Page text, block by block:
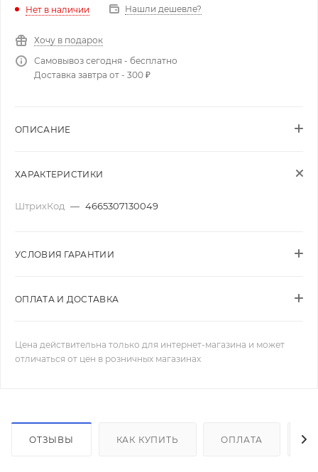
Нет в наличии Нашли дешевле?
Хочу в подарок
Самовывоз сегодня - бесплатно
Доставка завтра от - 300 ₽
ОПИСАНИЕ
ХАРАКТЕРИСТИКИ
ШтрихКод — 4665307130049
УСЛОВИЯ ГАРАНТИИ
ОПЛАТА И ДОСТАВКА
Цена действительна только для интернет-магазина и может
отличаться от цен в розничных магазинах
ОТЗЫВЫ КАК КУПИТЬ ОПЛАТА